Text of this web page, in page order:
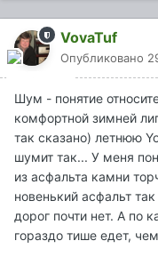
VovaTuf
Опубликовано
Шум - понятие
комфортной зимней
так сказано) летнюю
шумит так... У меня
из асфальта камни
новенький асфальт
дорог почти нет. А по
гораздо тише едет,